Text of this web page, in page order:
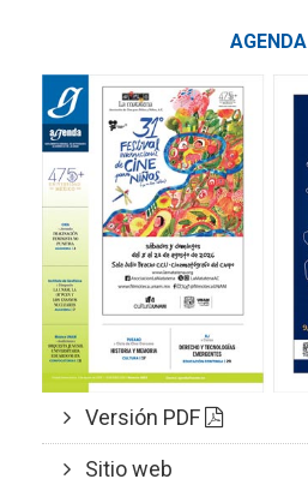
AGENDA
Versión PDF
Sitio web